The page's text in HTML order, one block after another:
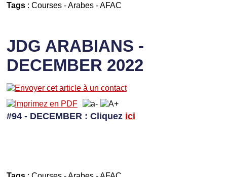
Tags: Courses-Arabes-AFAC
JDG ARABIANS -
DECEMBER 2022
#94 - DECEMBER: Cliquez ici